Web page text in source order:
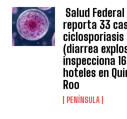
Salud Federal
reporta 33
ciclosporiasis
(diarrea
inspecciona 16
hoteles en
Roo
PENÍNSULA